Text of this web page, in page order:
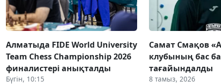
Алматыда FIDE World University
Team Chess Championship 2026
финалистері анықталды
Бүгін, 10:15
Самат Смақов
клубының бас
тағайындалды
8 тамыз, 2026